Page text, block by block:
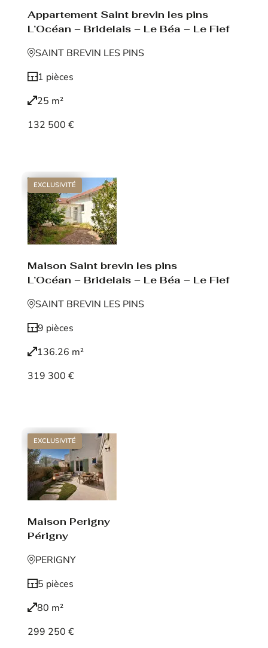
Appartement Saint brevin les pins
L’Océan – Bridelais – Le Béa – Le Fief
SAINT BREVIN LES PINS
1 pièces
25 m²
132 500 €
EXCLUSIVITÉ
Maison Saint brevin les pins
L’Océan – Bridelais – Le Béa – Le Fief
SAINT BREVIN LES PINS
9 pièces
136.26 m²
319 300 €
EXCLUSIVITÉ
Maison Perigny
Périgny
PERIGNY
5 pièces
80 m²
299 250 €